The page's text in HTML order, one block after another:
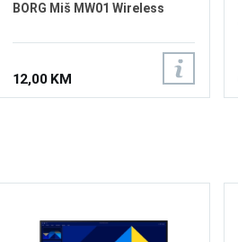
BORG Miš MW01 Wireless
12,00 KM